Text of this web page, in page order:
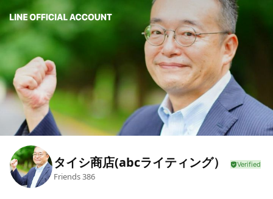
タイシ商店(abcライティング）
Friends386